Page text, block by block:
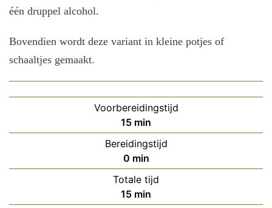
één druppel alcohol.
Bovendien wordt deze variant in kleine potjes of
schaaltjes gemaakt.
Voorbereidingstijd
15minuten
min
Bereidingstijd
0minuten
min
Totale tijd
15minuten
min